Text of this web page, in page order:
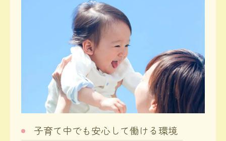
子育て中でも安心して働ける環境